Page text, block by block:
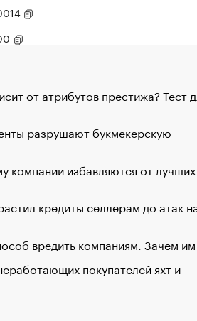
от атрибутов престижа? Тест
разрушают букмекерскую
компании избавляются от лучших
кредиты селлерам до атак
вредить компаниям. Зачем
покупателей яхт и